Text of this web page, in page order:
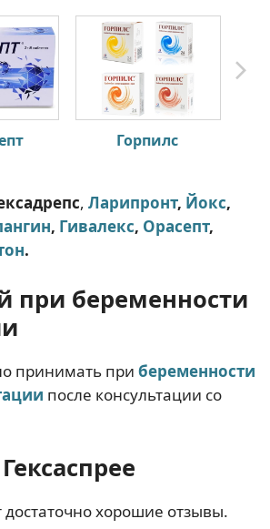
Горпилс
, Ларипронт, Йокс,
, Гивалекс, Орасепт,
.
при беременности
принимать при беременности
после консультации со
хорошие отзывы.